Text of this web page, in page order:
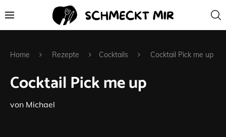
Home Rezepte Cocktails Cocktail Pick me up
Cocktail Pick me up
von Michael